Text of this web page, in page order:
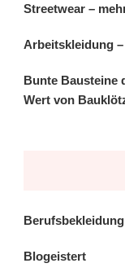
Streetwear –
Arbeitskleidung
Bunte Bausteine
Wert von
Blogeistert